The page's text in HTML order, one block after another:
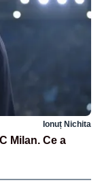
Ionuț Nichita
Milan. Ce a